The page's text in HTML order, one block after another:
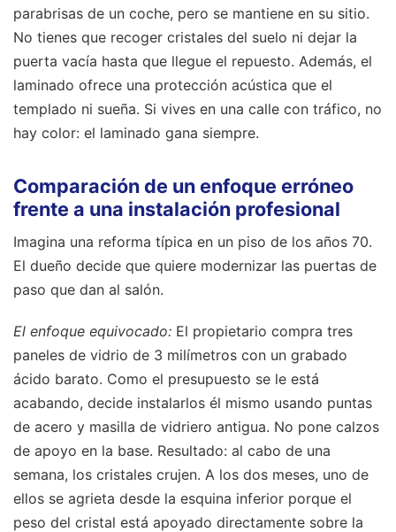
parabrisas de un coche, pero se mantiene en su sitio.
No tienes que recoger cristales del suelo ni dejar la
puerta vacía hasta que llegue el repuesto. Además, el
laminado ofrece una protección acústica que el
templado ni sueña. Si vives en una calle con tráfico, no
hay color: el laminado gana siempre.
Comparación de un enfoque erróneo
frente a una instalación profesional
Imagina una reforma típica en un piso de los años 70.
El dueño decide que quiere modernizar las puertas de
paso que dan al salón.
El enfoque equivocado: El propietario compra tres
paneles de vidrio de 3 milímetros con un grabado
ácido barato. Como el presupuesto se le está
acabando, decide instalarlos él mismo usando puntas
de acero y masilla de vidriero antigua. No pone calzos
de apoyo en la base. Resultado: al cabo de una
semana, los cristales crujen. A los dos meses, uno de
ellos se agrieta desde la esquina inferior porque el
peso del cristal está apoyado directamente sobre la